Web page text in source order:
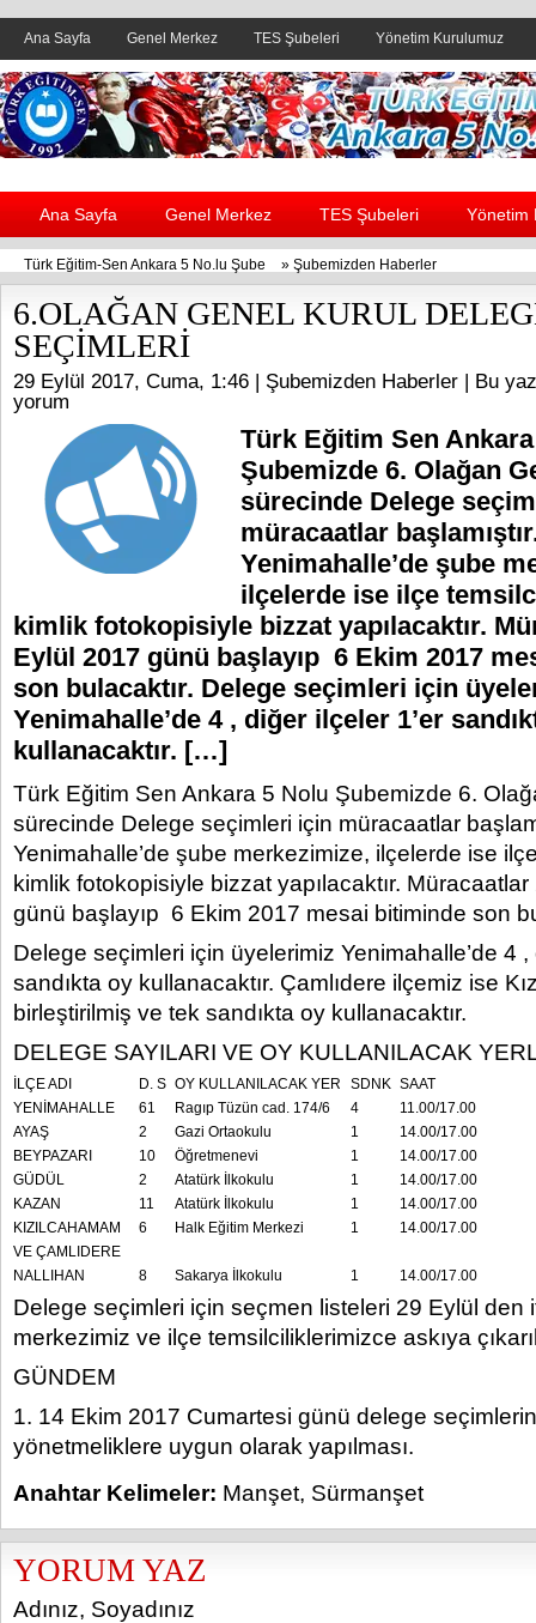
Ana Sayfa Genel Merkez TES Şubeleri Yönetim Kurulumuz
Header yanı reklam alanı
Ana Sayfa Genel Merkez TES Şubeleri Yönetim
Türk Eğitim-Sen Ankara 5 No.lu Şube » Şubemizden Haberler
6.OLAĞAN GENEL KURUL
SEÇİMLERİ
29 Eylül 2017, Cuma, 1:46 | Şubemizden Haberler | Bu
yorum
Türk Eğitim Sen
Şubemizde 6. Olağan
sürecinde Delege
müracaatlar
Yenimahalle’de şube
ilçelerde ise ilçe
kimlik fotokopisiyle bizzat yapılacaktır.
Eylül 2017 günü başlayıp 6 Ekim 2017
son bulacaktır. Delege seçimleri için
Yenimahalle’de 4 , diğer ilçeler 1’er
kullanacaktır. […]
Türk Eğitim Sen Ankara 5 Nolu Şubemizde 6.
sürecinde Delege seçimleri için müracaatlar
Yenimahalle’de şube merkezimize, ilçelerde ise
kimlik fotokopisiyle bizzat yapılacaktır.
günü başlayıp 6 Ekim 2017 mesai bitiminde son
Delege seçimleri için üyelerimiz Yenimahalle’de 4 ,
sandıkta oy kullanacaktır. Çamlıdere ilçemiz ise
birleştirilmiş ve tek sandıkta oy kullanacaktır.
DELEGE SAYILARI VE OY KULLANILACAK
İLÇE ADI D. S OY KULLANILACAK YER SDNK SAAT
YENİMAHALLE
61 Ragıp Tüzün cad. 174/6 4
11.00/17.00
AYAŞ
2 Gazi Ortaokulu 1
14.00/17.00
BEYPAZARI
10 Öğretmenevi 1
14.00/17.00
GÜDÜL
2 Atatürk İlkokulu 1
14.00/17.00
KAZAN
11 Atatürk İlkokulu 1
14.00/17.00
KIZILCAHAMAM
6 Halk Eğitim Merkezi 1
14.00/17.00
VE ÇAMLIDERE
NALLIHAN
8 Sakarya İlkokulu 1 14.00/17.00
Delege seçimleri için seçmen listeleri 29 Eylül den
merkezimiz ve ilçe temsilciliklerimizce askıya
GÜNDEM
1. 14 Ekim 2017 Cumartesi günü delege
yönetmeliklere uygun olarak yapılması.
Anahtar Kelimeler: Manşet, Sürmanşet
YORUM YAZ
Adınız, Soyadınız